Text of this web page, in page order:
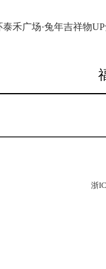
泰禾广场·兔年吉祥物
浙